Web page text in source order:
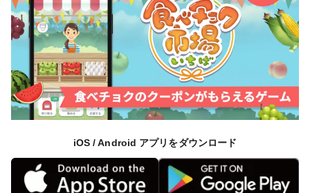
iOS / Android アプリをダウンロード